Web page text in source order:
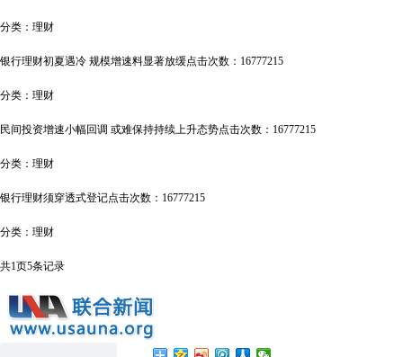
分类： 理财
银行理财初夏遇冷 规模增速料显著放缓点击次数：16777215
分类： 理财
民间投资增速小幅回调 或难保持持续上升态势点击次数：16777215
分类： 理财
银行理财须穿透式登记点击次数：16777215
分类： 理财
共1页5条记录